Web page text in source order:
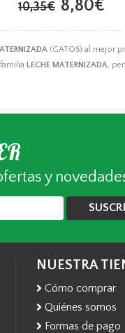
(GATOS) al mejor
LECHE MATERNIZADA,
10,35€ 8,80€
y
NUESTRA
Cómo comprar
Quiénes somos
Formas de pago